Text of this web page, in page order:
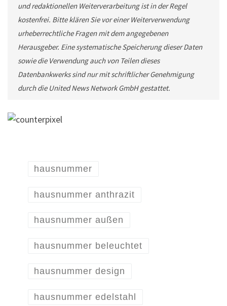
und redaktionellen Weiterverarbeitung ist in der Regel
kostenfrei. Bitte klären Sie vor einer Weiterverwendung
urheberrechtliche Fragen mit dem angegebenen
Herausgeber. Eine systematische Speicherung dieser Daten
sowie die Verwendung auch von Teilen dieses
Datenbankwerks sind nur mit schriftlicher Genehmigung
durch die United News Network GmbH gestattet.
hausnummer
hausnummer anthrazit
hausnummer außen
hausnummer beleuchtet
hausnummer design
hausnummer edelstahl